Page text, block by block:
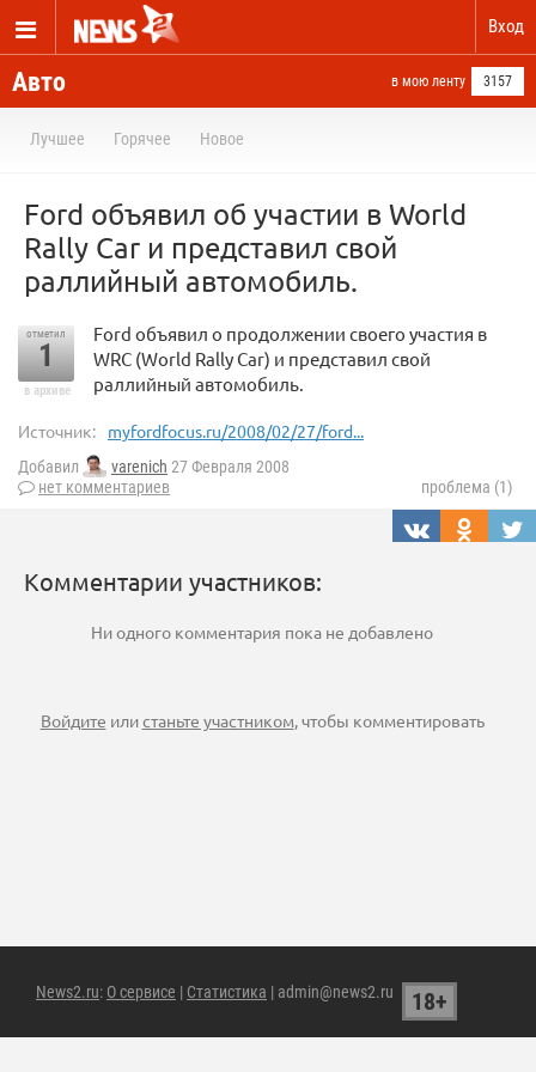
Вход
Авто в мою ленту 3157
Лучшее Горячее Новое
Ford объявил об участии в World
Rally Car и представил свой
раллийный автомобиль.
отметил
1
в архиве
Ford объявил о продолжении своего участия в
WRC (World Rally Car) и представил свой
раллийный автомобиль.
Источник: myfordfocus.ru/2008/02/27/ford...
Добавил varenich 27 Февраля 2008
нет комментариев
проблема (1)
Комментарии участников:
Ни одного комментария пока не добавлено
Войдите илистаньте участником, чтобы комментировать
News2.ru: О сервисе | Статистика | admin@news2.ru 18+